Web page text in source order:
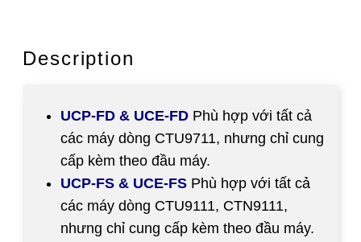
Description
UCP-FD & UCE-FD Phù hợp với tất cả
các máy dòng CTU9711, nhưng chỉ cung
cấp kèm theo đầu máy.
UCP-FS & UCE-FS Phù hợp với tất cả
các máy dòng CTU9111, CTN9111,
nhưng chỉ cung cấp kèm theo đầu máy.